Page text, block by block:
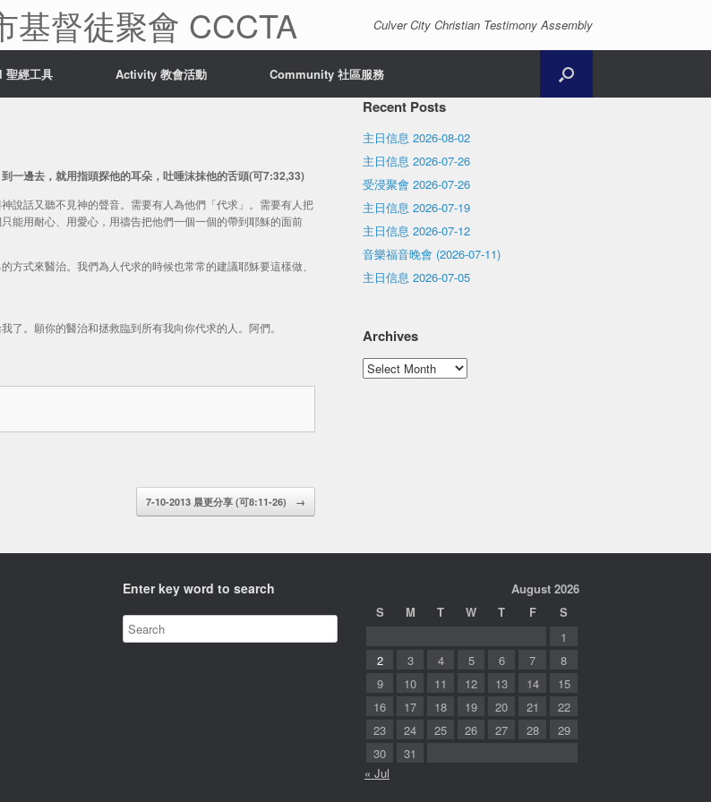
基督徒聚會 CCCTA Culver City Christian Testimony Assembly
聖經工具 Activity 教會活動 Community 社區服務
一邊去，就用指頭探他的耳朵，吐唾沫抹他的舌頭(可7:32,33)
說話又聽不見神的聲音。需要有人為他們「代求」。需要有人把
能用耐心、用愛心，用禱告把他們一個一個的帶到耶穌的面前
式來醫治。我們為人代求的時候也常常的建議耶穌要這樣做、
。願你的醫治和拯救臨到所有我向你代求的人。阿們。
7-10-2013 晨更分享 (可8:11-26) →
Recent Posts
主日信息 2026-08-02
主日信息 2026-07-26
受浸聚會 2026-07-26
主日信息 2026-07-19
主日信息 2026-07-12
音樂福音晚會 (2026-07-11)
主日信息 2026-07-05
Archives
Archives
Enter key word to search
August 2026
S
M T W T F
S
1
2
3 4 5 6 7
8
9
10 11 12 13 14
15
16
17 18 19 20 21
22
23
24 25 26 27 28
29
30
31
« Jul